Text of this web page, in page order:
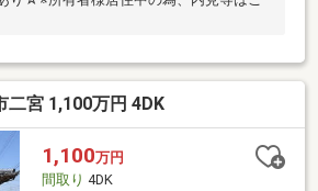
二宮 1,100万円 4DK
1,100万円
間取り 4DK